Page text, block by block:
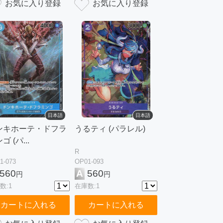
日本語
キホーテ・ドフラ
ゴ (パ...
073
円
:1
カートに入れる
日本語
うるティ (パラレル)
R
OP01-093
A 560円
在庫数:1
カートに入れる